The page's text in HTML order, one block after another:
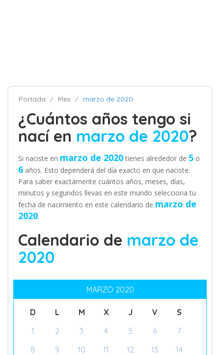
Portada Mes marzo de 2020
¿Cuántos años tengo si
nací en marzo de 2020?
Si naciste en marzo de 2020tienes alrededor de 5 o
6 años. Esto dependerá del día exacto en que naciste.
Para saber exactamente cuántos años, meses, días,
minutos y segundos llevas en este mundo selecciona tu
fecha de nacimiento en este calendario de marzo de
2020.
Calendario de marzo de
2020
MARZO 2020
D L M X J V
S
1
2 3 4 5 6
7
8
9 10 11 12 13
14